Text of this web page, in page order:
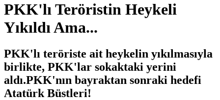
PKK'lı Teröristin Heykeli
Yıkıldı Ama...
PKK'lı teröriste ait heykelin yıkılmasıyla
birlikte, PKK'lar sokaktaki yerini
aldı.PKK'nın bayraktan sonraki hedefi
Atatürk Büstleri!